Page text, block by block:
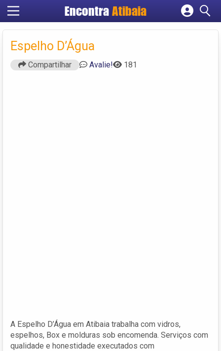
Encontra Atibaia
Cadastrar empresa
Espelho D’Água
Compartilhar Avalie! 181
A Espelho D’Água em Atibaia trabalha com vidros,
espelhos, Box e molduras sob encomenda. Serviços com
qualidade e honestidade executados com